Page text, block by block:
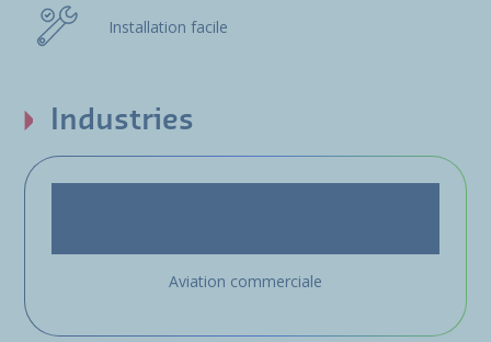
Installation facile
Industries
Aviation commerciale